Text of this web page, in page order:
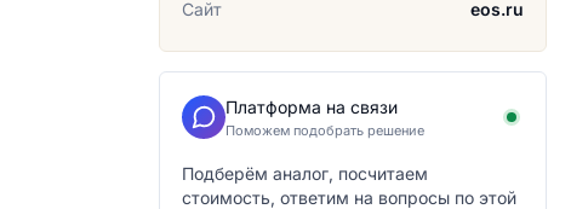
Сайт
eos.ru
Платформа на связи
Поможем подобрать решение
Подберём аналог, посчитаем
стоимость, ответим на вопросы по этой